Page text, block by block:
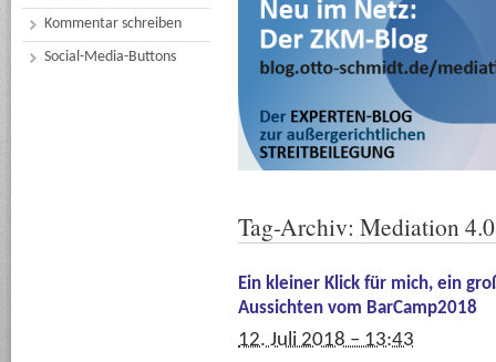
Kommentar schreiben
Social-Media-Buttons
Tag-Archiv: Mediation 4.0
Ein kleiner Klick für mich, ein
Aussichten vom BarCamp2018
12. Juli 2018 – 13:43